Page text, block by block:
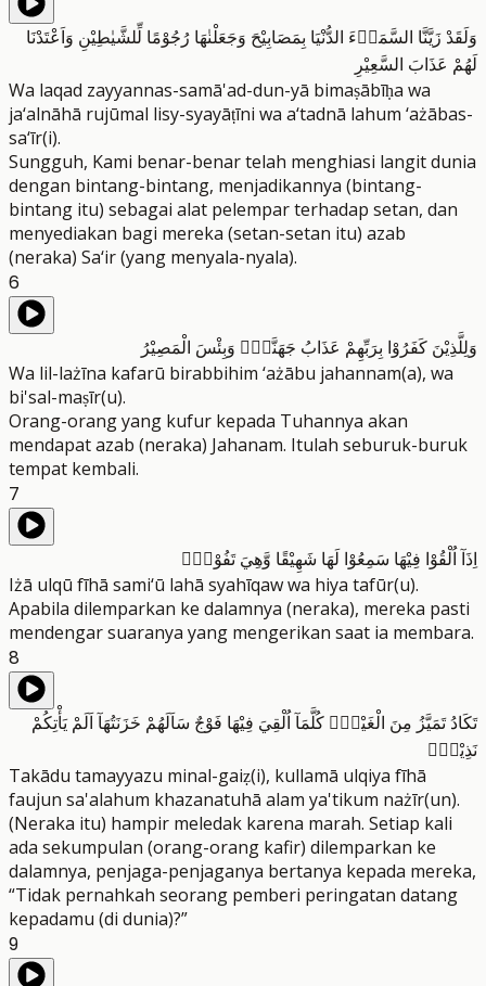
وَلَقَدْ زَيَّنَّا السَّمَاۤءَ الدُّنْيَا بِمَصَابِيْحَ وَجَعَلْنٰهَا رُجُوْمًا لِّلشَّيٰطِيْنِ وَاَعْتَدْنَا
لَهُمْ عَذَابَ السَّعِيْرِ
Wa laqad zayyannas-samā'ad-dun-yā bimaṣābīḥa wa
ja‘alnāhā rujūmal lisy-syayāṭīni wa a‘tadnā lahum ‘ażābas-
sa‘īr(i).
Sungguh, Kami benar-benar telah menghiasi langit dunia
dengan bintang-bintang, menjadikannya (bintang-
bintang itu) sebagai alat pelempar terhadap setan, dan
menyediakan bagi mereka (setan-setan itu) azab
(neraka) Sa‘ir (yang menyala-nyala).
6
وَلِلَّذِيْنَ كَفَرُوْا بِرَبِّهِمْ عَذَابُ جَهَنَّمَۗ وَبِئْسَ الْمَصِيْرُ
Wa lil-lażīna kafarū birabbihim ‘ażābu jahannam(a), wa
bi'sal-maṣīr(u).
Orang-orang yang kufur kepada Tuhannya akan
mendapat azab (neraka) Jahanam. Itulah seburuk-buruk
tempat kembali.
7
اِذَآ اُلْقُوْا فِيْهَا سَمِعُوْا لَهَا شَهِيْقًا وَّهِيَ تَفُوْرُۙ
Iżā ulqū fīhā sami‘ū lahā syahīqaw wa hiya tafūr(u).
Apabila dilemparkan ke dalamnya (neraka), mereka pasti
mendengar suaranya yang mengerikan saat ia membara.
8
تَكَادُ تَمَيَّزُ مِنَ الْغَيْظِۗ كُلَّمَآ اُلْقِيَ فِيْهَا فَوْجٌ سَاَلَهُمْ خَزَنَتُهَآ اَلَمْ يَأْتِكُمْ
نَذِيْرٌۙ
Takādu tamayyazu minal-gaiẓ(i), kullamā ulqiya fīhā
faujun sa'alahum khazanatuhā alam ya'tikum nażīr(un).
(Neraka itu) hampir meledak karena marah. Setiap kali
ada sekumpulan (orang-orang kafir) dilemparkan ke
dalamnya, penjaga-penjaganya bertanya kepada mereka,
“Tidak pernahkah seorang pemberi peringatan datang
kepadamu (di dunia)?”
9